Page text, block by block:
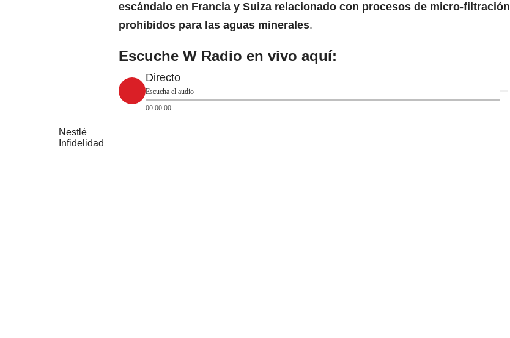
escándalo en Francia y Suiza relacionado con procesos de micro-filtración
prohibidos para las aguas minerales.
Escuche W Radio en vivo aquí:
Directo
Escucha el audio
00:00:00
Nestlé
Infidelidad